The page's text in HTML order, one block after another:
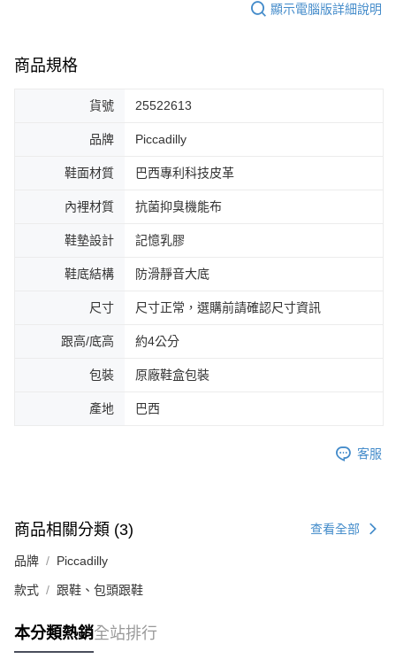
顯示電腦版詳細說明
商品規格
貨號 25522613
品牌 Piccadilly
鞋面材質 巴西專利科技皮革
內裡材質 抗菌抑臭機能布
鞋墊設計 記憶乳膠
鞋底結構 防滑靜音大底
尺寸 尺寸正常，選購前請確認尺寸資訊
跟高/底高 約4公分
包裝 原廠鞋盒包裝
產地 巴西
客服
商品相關分類 (3) 查看全部
品牌 Piccadilly
款式 跟鞋、包頭跟鞋
本分類熱銷全站排行